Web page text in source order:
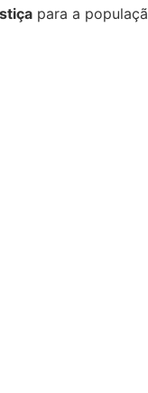
para a